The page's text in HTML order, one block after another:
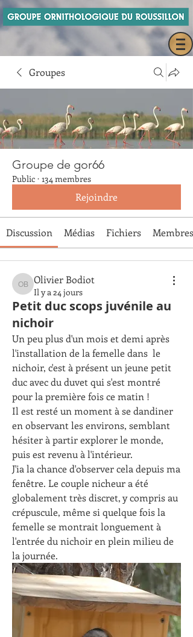
Groupes
Groupe de gor66
Public · 134 membres
Rejoindre
Discussion Médias Fichiers Membres
Olivier Bodiot
Olivier Bodiot
Il y a 24 jours
Petit duc scops juvénile au
nichoir
Un peu plus d'un mois et demi après
l'installation de la femelle dans  le
nichoir, c'est à présent un jeune petit
duc avec du duvet qui s'est montré
pour la première fois ce matin !
Il est resté un moment à se dandiner
en observant les environs, semblant
hésiter à partir explorer le monde,
puis est revenu à l'intérieur.
J'ia la chance d'observer cela depuis ma
fenêtre. Le couple nicheur a été
globalement très discret, y compris au
crépuscule, même si quelque fois la
femelle se montrait longuement à
l'entrée du nichoir en plein milieu de
la journée.